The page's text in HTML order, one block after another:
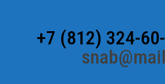
содержимому+7 (812) 324-